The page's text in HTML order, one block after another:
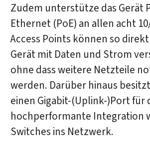
Zudem unterstütze das Gerät
Ethernet (PoE) an allen acht
Access Points können so
Gerät mit Daten und Strom
ohne dass weitere Netzteile
werden. Darüber hinaus
einen Gigabit-(Uplink-)Port für
hochperformante Integration
Switches ins Netzwerk.